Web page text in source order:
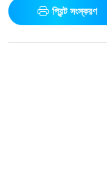
প্রিন্ট সংস্করণ